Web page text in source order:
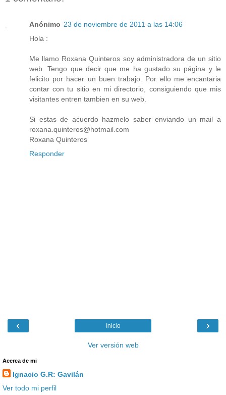
Anónimo 23 de noviembre de 2011 a las 14:06
Hola :
Me llamo Roxana Quinteros soy administradora de un sitio
web. Tengo que decir que me ha gustado su página y le
felicito por hacer un buen trabajo. Por ello me encantaria
contar con tu sitio en mi directorio, consiguiendo que mis
visitantes entren tambien en su web.
Si estas de acuerdo hazmelo saber enviando un mail a
roxana.quinteros@hotmail.com
Roxana Quinteros
Responder
‹ ›
Inicio
Ver versión web
Acerca de mi
Ignacio G.R: Gavilán
Ver todo mi perfil